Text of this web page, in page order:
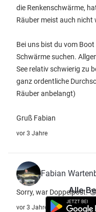
die Renkenschwärme,
Räuber meist auch nicht
Bei uns bist du vom
Schwärme suchen.
See relativ schwierig zu
ganz ordentliche
Räuber anbelangt)
Gruß Fabian
vor 3 Jahre
Fabian
Sorry, war Doppelpost. 😉
vor 3 Jahre
Alle